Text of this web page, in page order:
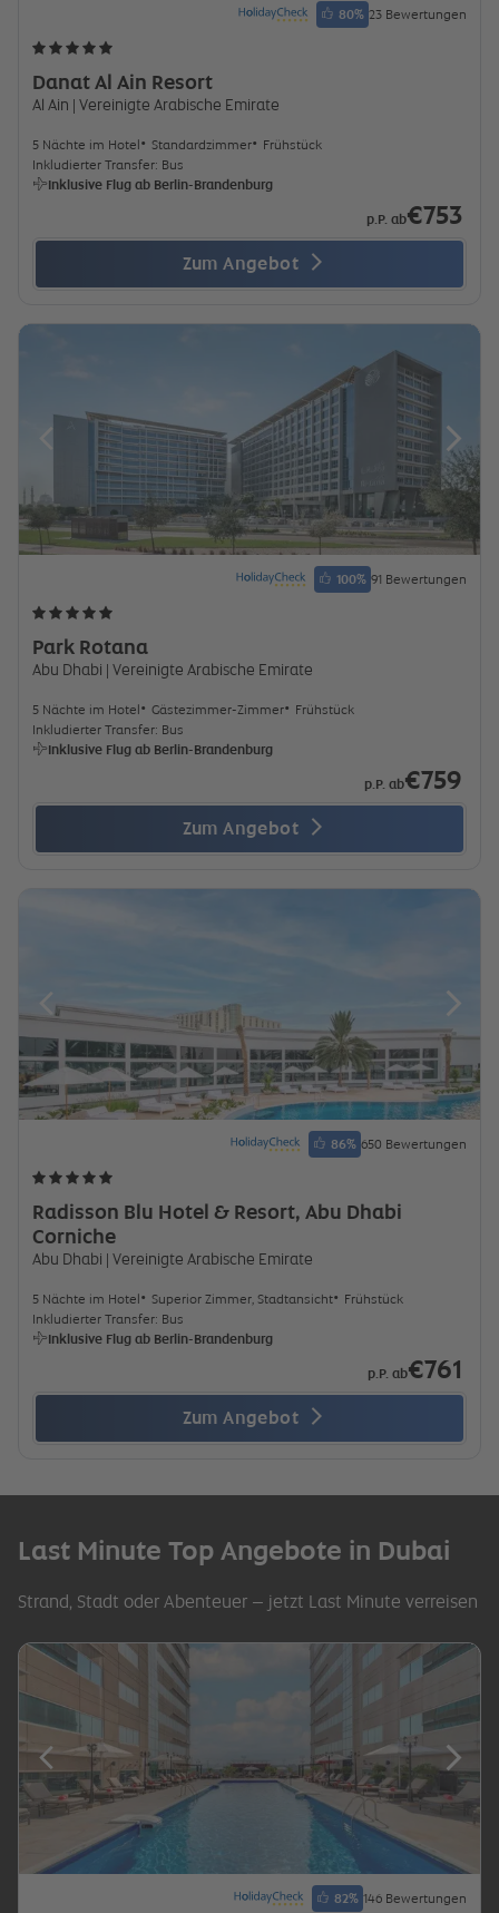
Danat Al Ain Resort
Al Ain | Vereinigte Arabische Emirate
80% 23 Bewertungen
5 Nächte im Hotel Standardzimmer
Frühstück
Inkludierter Transfer: Bus
Inklusive Flug ab Berlin-Brandenburg
p.P. ab€753
Zum Angebot
Park Rotana
Abu Dhabi | Vereinigte Arabische Emirate
100% 91 Bewertungen
5 Nächte im Hotel Gästezimmer-Zimmer
Frühstück
Inkludierter Transfer: Bus
Inklusive Flug ab Berlin-Brandenburg
p.P. ab€759
Zum Angebot
Radisson Blu Hotel & Resort, Abu Dhabi
Corniche
Abu Dhabi | Vereinigte Arabische Emirate
86% 650 Bewertungen
5 Nächte im Hotel Superior Zimmer, Stadtansicht
Frühstück
Inkludierter Transfer: Bus
Inklusive Flug ab Berlin-Brandenburg
p.P. ab€761
Zum Angebot
Last Minute Top Angebote in Dubai
Strand, Stadt oder Abenteuer – jetzt Last Minute verreisen
82% 146 Bewertungen